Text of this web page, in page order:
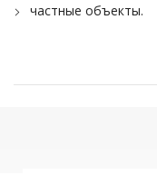
частные объекты.